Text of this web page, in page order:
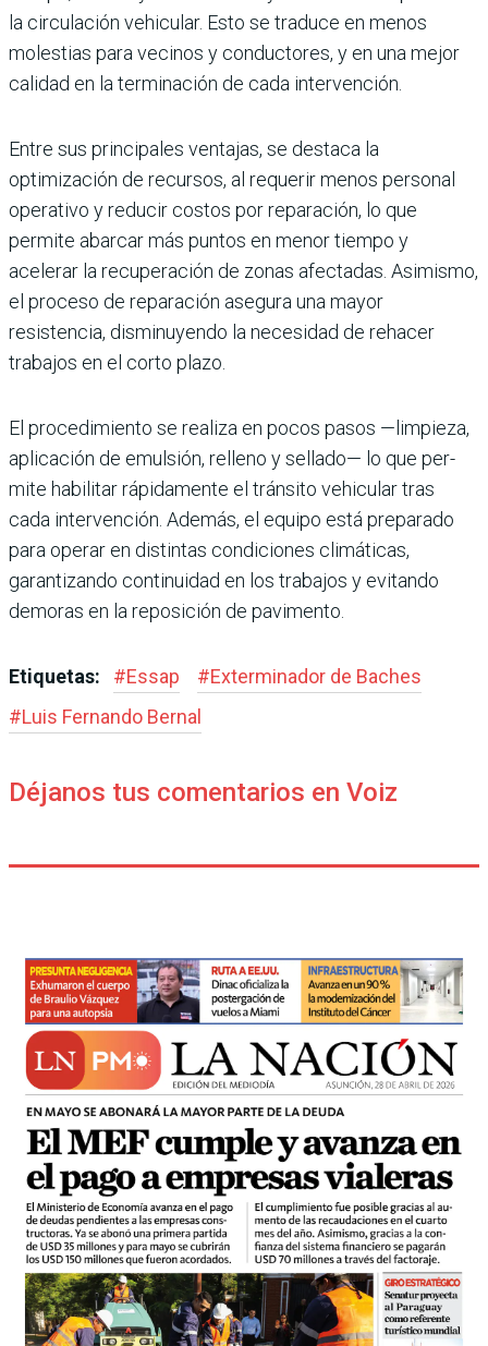
la circulación vehicular. Esto se traduce en menos
molestias para vecinos y conductores, y en una mejor
calidad en la terminación de cada intervención.
Entre sus principales venta­jas, se destaca la
optimización de recursos, al requerir menos personal
operativo y reducir costos por reparación, lo que
permite abarcar más puntos en menor tiempo y
acelerar la recuperación de zonas afecta­das. Asimismo,
el proceso de reparación asegura una mayor
resistencia, disminuyendo la necesidad de rehacer
trabajos en el corto plazo.
El procedimiento se realiza en pocos pasos —limpieza,
aplicación de emulsión, relleno y sellado— lo que per­
mite habilitar rápidamente el tránsito vehicular tras
cada intervención. Además, el equipo está preparado
para operar en distintas condicio­nes climáticas,
garantizando continuidad en los trabajos y evitando
demoras en la repo­sición de pavimento.
Etiquetas: #Essap #Exterminador de Baches
#Luis Fernando Bernal
Déjanos tus comentarios en Voiz